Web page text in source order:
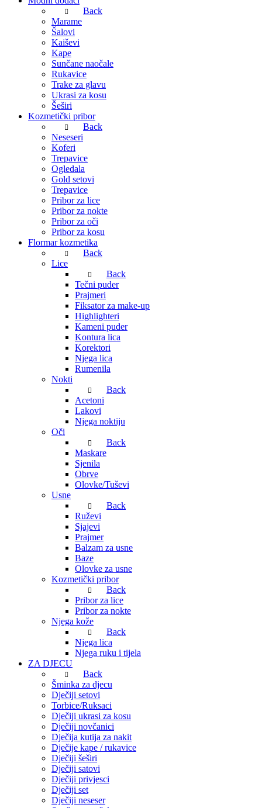
Back
Marame
Šalovi
Kaiševi
Kape
Sunčane naočale
Rukavice
Trake za glavu
Ukrasi za kosu
Šeširi
Kozmetički pribor
Back
Neseseri
Koferi
Trepavice
Ogledala
Gold setovi
Trepavice
Pribor za lice
Pribor za nokte
Pribor za oči
Pribor za kosu
Flormar kozmetika
Back
Lice
Back
Tečni puder
Prajmeri
Fiksator za make-up
Highlighteri
Kameni puder
Kontura lica
Korektori
Njega lica
Rumenila
Nokti
Back
Acetoni
Lakovi
Njega noktiju
Oči
Back
Maskare
Sjenila
Obrve
Olovke/Tuševi
Usne
Back
Ruževi
Sjajevi
Prajmer
Balzam za usne
Baze
Olovke za usne
Kozmetički pribor
Back
Pribor za lice
Pribor za nokte
Njega kože
Back
Njega lica
Njega ruku i tijela
ZA DJECU
Back
Šminka za djecu
Dječiji setovi
Torbice/Ruksaci
Dječiji ukrasi za kosu
Dječiji novčanici
Dječija kutija za nakit
Dječije kape / rukavice
Dječiji šeširi
Dječiji satovi
Dječiji privjesci
Dječiji set
Dječiji neseser